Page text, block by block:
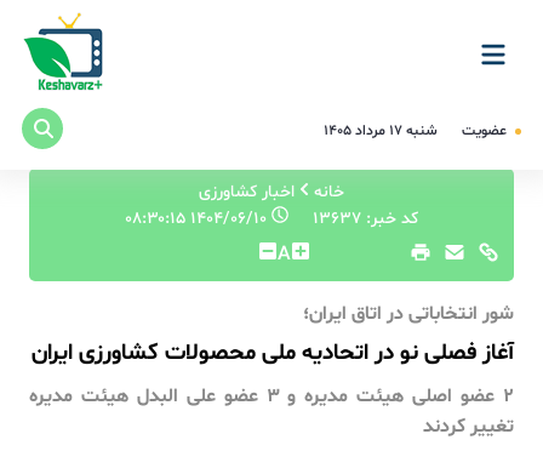
عضویت شنبه ۱۷ مرداد ۱۴۰۵
خانه
اخبار کشاورزی
کد خبر: 13637
۱۴۰۴/۰۶/۱۰ ۰۸:۳۰:۱۵
A
شور انتخاباتی در اتاق ایران؛
آغاز فصلی نو در اتحادیه ملی محصولات کشاورزی ایران
2 عضو اصلی هیئت مدیره و 3 عضو علی ‌البدل هیئت مدیره
تغییر کردند